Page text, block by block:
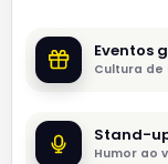
Eventos
Cultura
Stand-
Humor ao